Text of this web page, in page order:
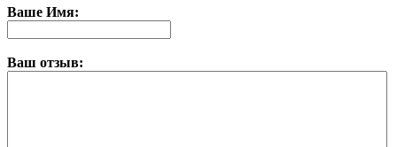
Ваше Имя:
Ваш отзыв: